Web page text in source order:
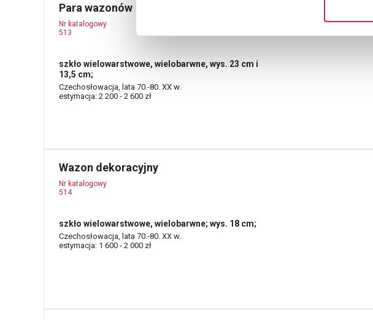
Para wazonów
Nr katalogowy
513
szkło wielowarstwowe, wielobarwne, wys. 23 cm i
13,5 cm;
Czechosłowacja, lata 70.-80. XX w.
estymacja: 2 200 - 2 600 zł
Wazon dekoracyjny
Nr katalogowy
514
szkło wielowarstwowe, wielobarwne; wys. 18 cm;
Czechosłowacja, lata 70.-80. XX w.
estymacja: 1 600 - 2 000 zł